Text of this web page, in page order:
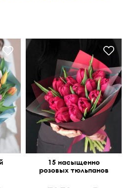
45 см 25 см
15 насыщенно
розовых тюльпанов